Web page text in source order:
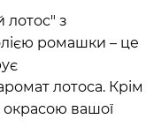
з
ромашки – це
лотоса. Крім
вашої